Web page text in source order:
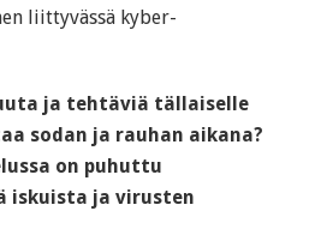
liittyvässä kyber-
ja tehtäviä tällaiselle
sodan ja rauhan aikana?
on puhuttu
iskuista ja virusten